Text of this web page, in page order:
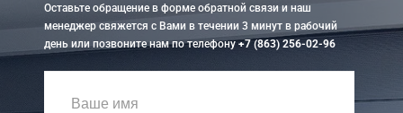
Оставьте обращение в форме обратной связи и наш
менеджер свяжется с Вами в течении 3 минут в рабочий
день или позвоните нам по телефону+7 (863) 256-02-96